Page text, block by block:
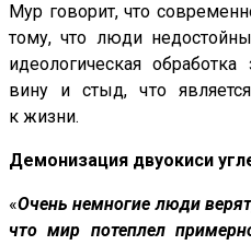
Мур говорит, что
тому, что люди
идеологическая обработка
вину и стыд, что
к жизни.
Демонизация двуокиси
«Очень немногие люди
что мир потеплел